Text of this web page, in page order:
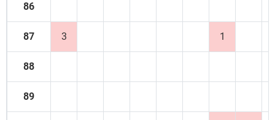
86
87 3 1
88
89